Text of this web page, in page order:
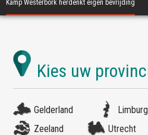
Kamp Westerbork herdenkt eigen bevrijding
Gelderland Limburg
Zeeland
Utrecht